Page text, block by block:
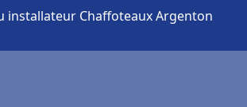
installateur Chaffoteaux Argenton